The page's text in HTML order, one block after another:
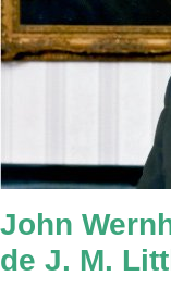
John
de J. M.